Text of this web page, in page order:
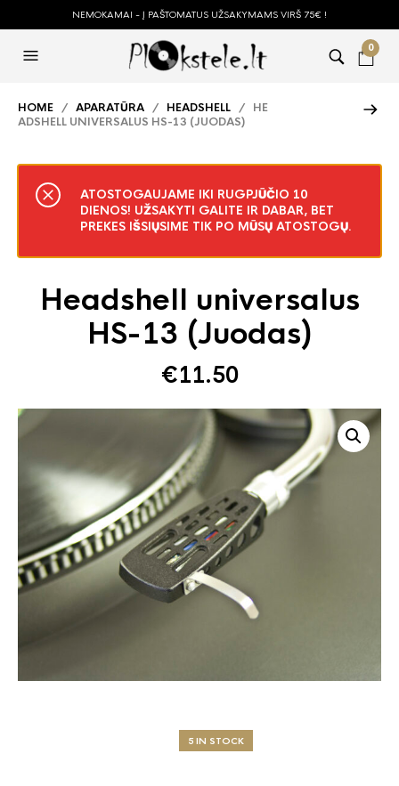
NEMOKAMAI - Į PAŠTOMATUS UŽSAKYMAMS VIRŠ 75€ !
0
HOME / APARATŪRA / HEADSHELL / HE
ADSHELL UNIVERSALUS HS-13 (JUODAS)
ATOSTOGAUJAME IKI RUGPJŪČIO 10
DIENOS! UŽSAKYTI GALITE IR DABAR, BET
PREKES IŠSIŲSIME TIK PO MŪSŲ ATOSTOGŲ.
Headshell universalus
HS-13 (Juodas)
€11.50
5 IN STOCK